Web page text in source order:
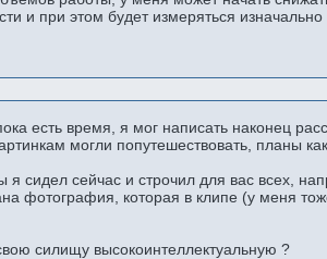
и при этом будет измеряться
есть время, я мог написать наконец
могли попутешествовать, планы
сидел сейчас и строчил для вас всех,
фотография, которая в клипе (у меня
силищу высокоинтеллектуальную ?